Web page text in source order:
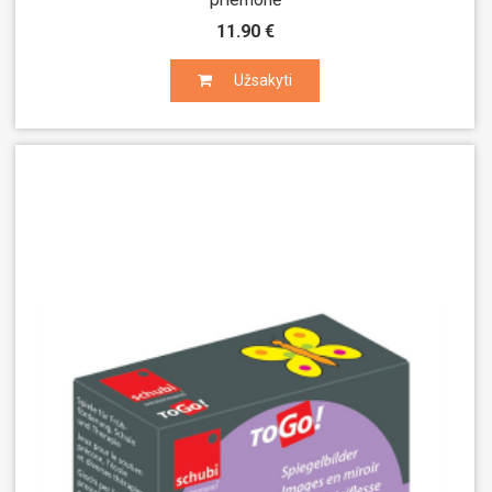
11.90 €
Užsakyti
Užsakyti